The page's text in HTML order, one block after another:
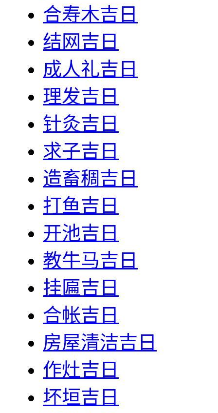
合寿木吉日
结网吉日
成人礼吉日
理发吉日
针灸吉日
求子吉日
造畜稠吉日
打鱼吉日
开池吉日
教牛马吉日
挂匾吉日
合帐吉日
房屋清洁吉日
作灶吉日
坏垣吉日